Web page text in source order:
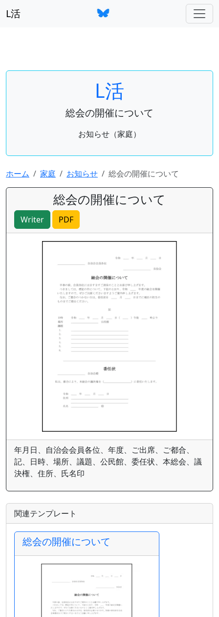
L活
L活
総会の開催について
お知らせ（家庭）
ホーム 家庭 お知らせ 総会の開催について
総会の開催について
Writer PDF
年月日、自治会会員各位、年度、ご出席、ご都合、
記、日時、場所、議題、公民館、委任状、本総会、議
決権、住所、氏名印
関連テンプレート
総会の開催について